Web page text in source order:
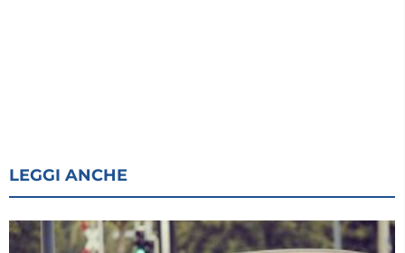
LEGGI ANCHE